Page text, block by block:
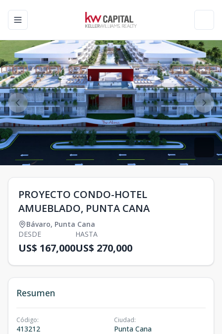
Toggle navigation menu
PROYECTO CONDO-HOTEL
AMUEBLADO, PUNTA CANA
Bávaro, Punta Cana
DESDE
US$ 167,000
HASTA
US$ 270,000
Resumen
Código:
413212
Ciudad:
Punta Cana